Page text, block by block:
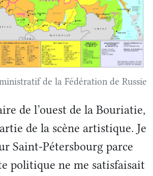
de la Fédération de Russie
de l’ouest de la Bouriatie,
de la scène artistique. Je
Saint-Pétersbourg parce
politique ne me satisfaisait